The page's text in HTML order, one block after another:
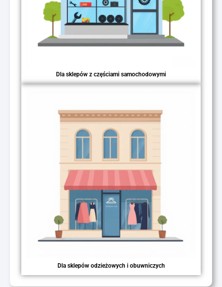
Dla sklepów z częściami samochodowymi
Dla sklepów odzieżowych i obuwniczych